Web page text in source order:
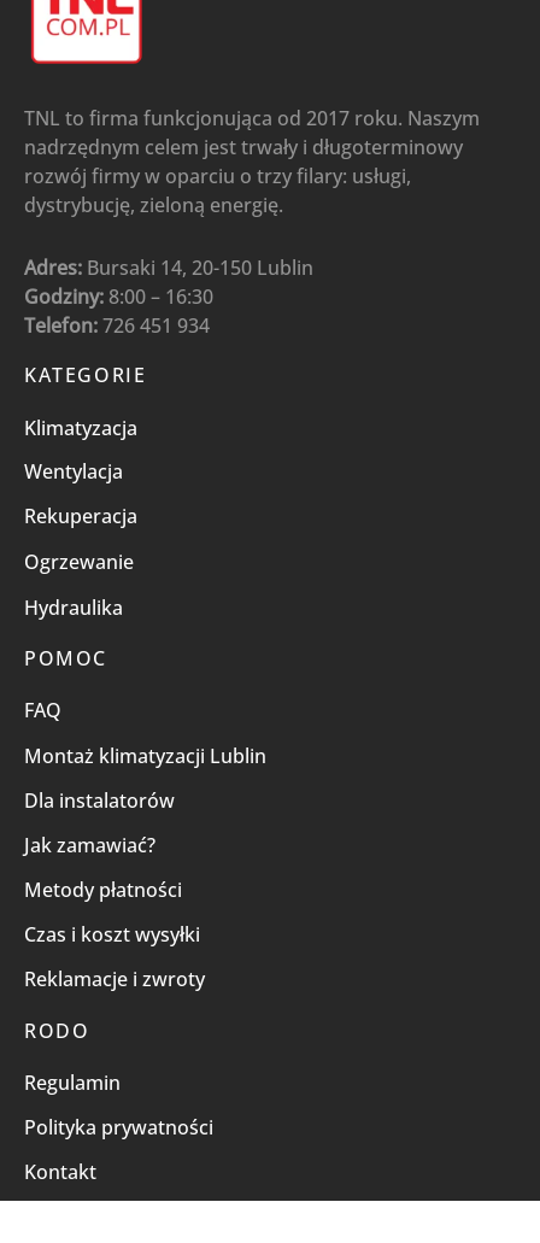
TNL to firma funkcjonująca od 2017 roku. Naszym
nadrzędnym celem jest trwały i długoterminowy
rozwój firmy w oparciu o trzy filary: usługi,
dystrybucję, zieloną energię.
Adres: Bursaki 14, 20-150 Lublin
Godziny: 8:00 – 16:30
Telefon:726 451 934
KATEGORIE
Klimatyzacja
Wentylacja
Rekuperacja
Ogrzewanie
Hydraulika
POMOC
FAQ
Montaż klimatyzacji Lublin
Dla instalatorów
Jak zamawiać?
Metody płatności
Czas i koszt wysyłki
Reklamacje i zwroty
RODO
Regulamin
Polityka prywatności
Kontakt